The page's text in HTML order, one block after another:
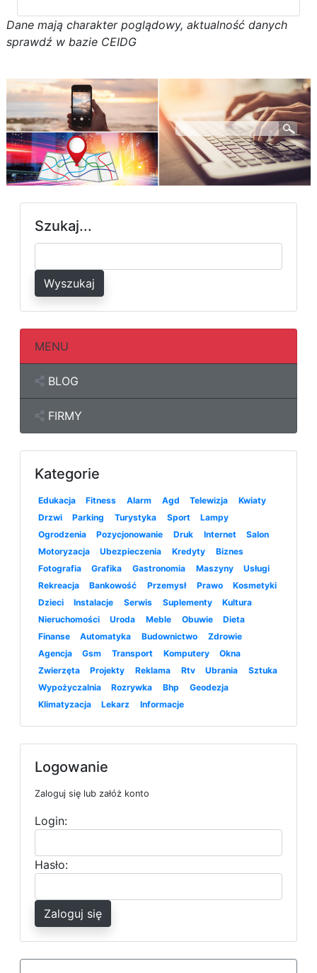
Dane mają charakter poglądowy, aktualność danych
sprawdź w bazie CEIDG
Szukaj...
Wyszukaj
MENU
BLOG
FIRMY
Kategorie
Edukacja Fitness Alarm Agd Telewizja
Kwiaty
Drzwi
Parking Turystyka Sport
Lampy
Ogrodzenia
Pozycjonowanie Druk Internet
Salon
Motoryzacja
Ubezpieczenia Kredyty
Biznes
Fotografia
Grafika Gastronomia Maszyny
Usługi
Rekreacja
Bankowość Przemysł Prawo
Kosmetyki
Dzieci
Instalacje Serwis Suplementy
Kultura
Nieruchomości
Uroda Meble Obuwie
Dieta
Finanse
Automatyka Budownictwo
Zdrowie
Agencja
Gsm Transport Komputery
Okna
Zwierzęta
Projekty Reklama Rtv Ubrania
Sztuka
Wypożyczalnia
Rozrywka Bhp
Geodezja
Klimatyzacja
Lekarz Informacje
Logowanie
Zaloguj się lub załóż konto
Login:
Hasło:
Zaloguj się